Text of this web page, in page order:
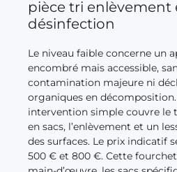
pièce tri enlèvement
désinfection
Le niveau faible concerne un
encombré mais accessible,
contamination majeure ni
organiques en
intervention simple couvre le
en sacs, l’enlèvement et un
des surfaces. Le prix indicatif
500 € et 800 €. Cette